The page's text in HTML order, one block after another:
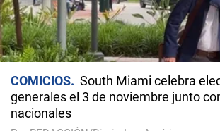
COMICIOS
South Miami celebra
generales el 3 de noviembre junto
nacionales